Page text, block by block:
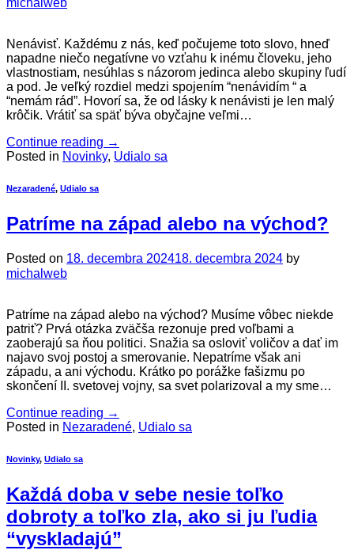
michalweb
Nenávisť. Každému z nás, keď počujeme toto slovo, hneď
napadne niečo negatívne vo vzťahu k inému človeku, jeho
vlastnostiam, nesúhlas s názorom jedinca alebo skupiny ľudí
a pod. Je veľký rozdiel medzi spojením “nenávidím “ a
“nemám rád”. Hovorí sa, že od lásky k nenávisti je len malý
krôčik. Vrátiť sa späť býva obyčajne veľmi…
Continue reading →
Posted in Novinky, Udialo sa
Nezaradené, Udialo sa
Patríme na západ alebo na východ?
Posted on 18. decembra 202418. decembra 2024 by
michalweb
Patríme na západ alebo na východ? Musíme vôbec niekde
patriť? Prvá otázka zväčša rezonuje pred voľbami a
zaoberajú sa ňou politici. Snažia sa osloviť voličov a dať im
najavo svoj postoj a smerovanie. Nepatríme však ani
západu, a ani východu. Krátko po porážke fašizmu po
skončení II. svetovej vojny, sa svet polarizoval a my sme…
Continue reading →
Posted in Nezaradené, Udialo sa
Novinky, Udialo sa
Každá doba v sebe nesie toľko
dobroty a toľko zla, ako si ju ľudia
“vyskladajú”